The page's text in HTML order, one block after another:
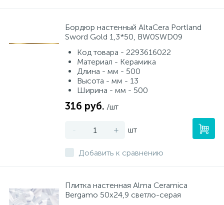
Бордюр настенный AltaCera Portland
Sword Gold 1,3*50, BW0SWD09
Код товара - 2293616022
Материал - Керамика
Длина - мм - 500
Высота - мм - 13
Ширина - мм - 500
316 руб. /шт
- + шт
Добавить к сравнению
Плитка настенная Alma Ceramica
Bergamo 50х24,9 светло-серая